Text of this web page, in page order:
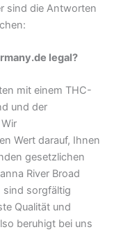
sind die Antworten
legal?
mit einem THC-
und der
Wir
Wert darauf, Ihnen
gesetzlichen
River Broad
sind sorgfältig
Qualität und
beruhigt bei uns